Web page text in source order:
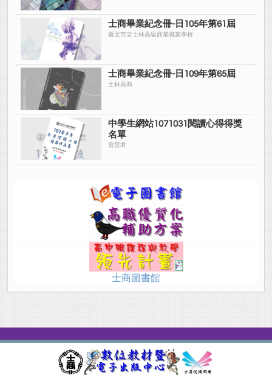
士商畢業紀念冊-日105年第61屆
臺北市立士林高級商業職業學校
士商畢業紀念冊-日109年第65屆
士林高商
中學生網站1071031閱讀心得得獎
名單
曾慧君
士商圖書館